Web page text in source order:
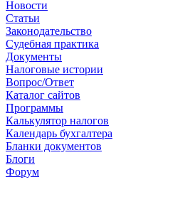
Новости
Cтатьи
Законодательство
Судебная практика
Документы
Налоговые истории
Вопрос/Ответ
Каталог сайтов
Программы
Калькулятор налогов
Календарь бухгалтера
Бланки документов
Блоги
Форум